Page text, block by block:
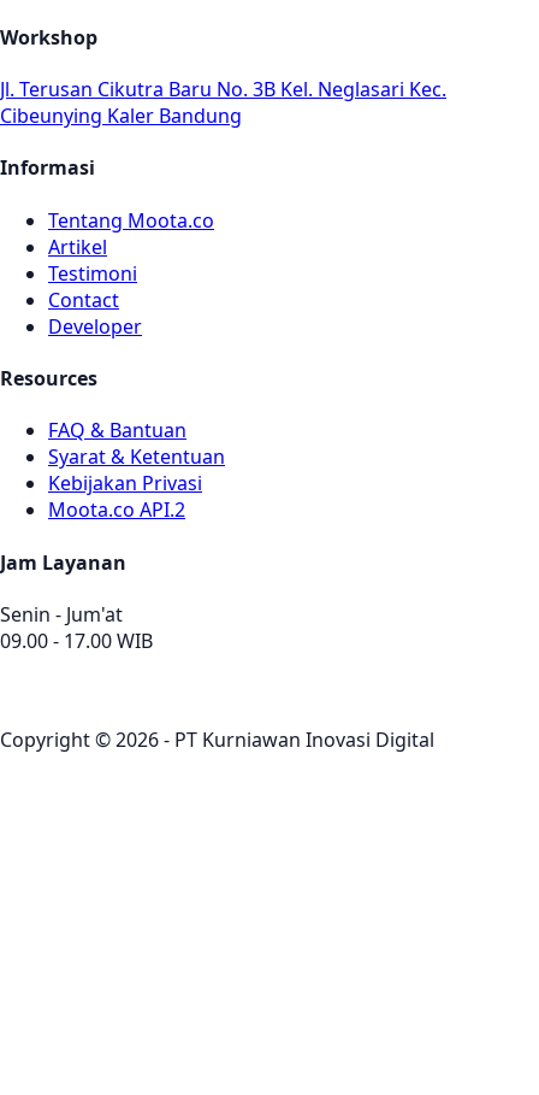
Workshop
Jl. Terusan Cikutra Baru No. 3B Kel. Neglasari Kec.
Cibeunying Kaler Bandung
Informasi
Tentang Moota.co
Artikel
Testimoni
Contact
Developer
Resources
FAQ & Bantuan
Syarat & Ketentuan
Kebijakan Privasi
Moota.co API.2
Jam Layanan
Senin - Jum'at
09.00 - 17.00 WIB
Copyright © 2026 - PT Kurniawan Inovasi Digital